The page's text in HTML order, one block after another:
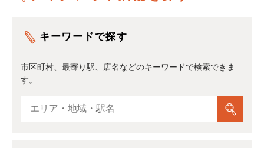
キーワードで探す
市区町村、最寄り駅、店名などのキーワードで検索できま
す。